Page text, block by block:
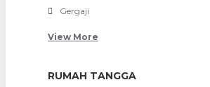
Gergaji
View More
RUMAH TANGGA